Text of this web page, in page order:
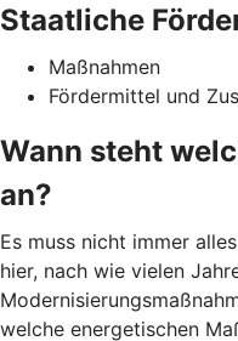
Staatliche
Maßnahmen
Fördermittel und
Wann steht
an?
Es muss nicht immer
hier, nach wie vielen
welche energetischen